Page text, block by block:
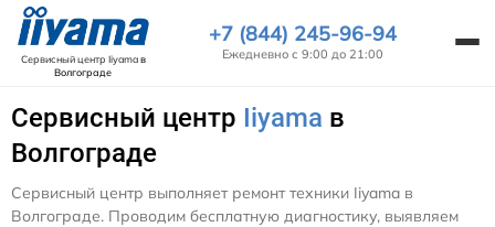
Сервисный центр Iiyamaв
Волгограде
+7 (844) 245-96-94
Ежедневно с 9:00 до 21:00
Сервисный центр Iiyama в
Волгограде
Сервисный центр выполняет ремонт техники Iiyama в
Волгограде. Проводим бесплатную диагностику, выявляем